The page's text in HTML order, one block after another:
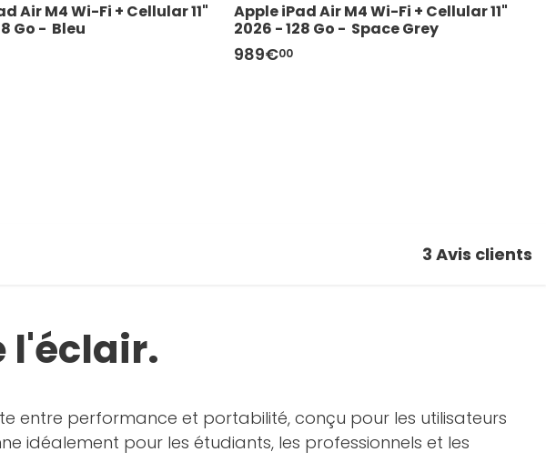
Air M4 Wi-Fi + Cellular 11"
Go -  Bleu
Apple iPad Air M4 Wi-Fi + Cellular 11"
2026 - 128 Go -  Space Grey
989€00
3 Avis clients
l'éclair.
entre performance et portabilité, conçu pour les utilisateurs
idéalement pour les étudiants, les professionnels et les